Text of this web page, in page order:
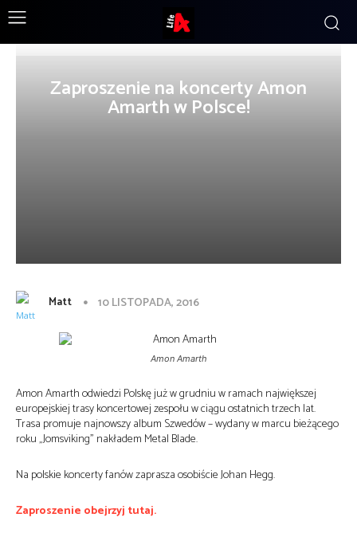
Zaproszenie na koncerty Amon
Amarth w Polsce!
Matt 10 LISTOPADA, 2016
Amon Amarth
Amon Amarth odwiedzi Polskę już w grudniu w ramach największej
europejskiej trasy koncertowej zespołu w ciągu ostatnich trzech lat.
Trasa promuje najnowszy album Szwedów – wydany w marcu bieżącego
roku „Jomsviking” nakładem Metal Blade.
Na polskie koncerty fanów zaprasza osobiście Johan Hegg.
Zaproszenie obejrzyj tutaj.